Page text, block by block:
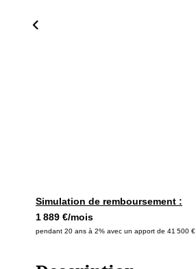
Simulation de remboursement :
1 889 €/mois
pendant 20 ans à 2% avec un apport de 41 500 €